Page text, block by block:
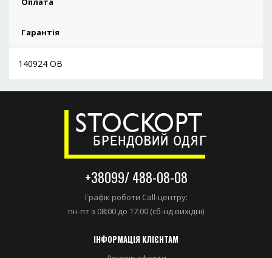
Гарантія
140924 ОВ
+38099/ 488-08-08
Графік роботи Call-центру:
пн-пт з 08:00 до 17:00 (сб-нд вихідні)
ІНФОРМАЦІЯ КЛІЄНТАМ